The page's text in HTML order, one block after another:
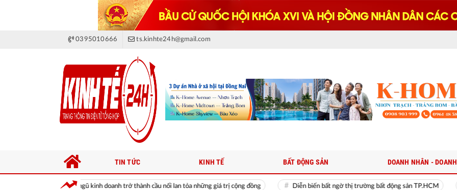
0395010666 ts.kinhte24h@gmail.com
đội ngũ kinh doanh trở thành cầu nối lan tỏa những giá trị cộng đồng Diễn biến bất ngờ thị trường bất động sản TP.HCM Tổng Bí thư,
TIN TỨC KINH TẾ BẤT ĐỘNG SẢN DOANH NHÂN -